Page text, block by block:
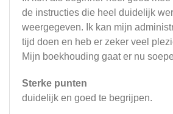
de instructies die heel duidelijk
weergegeven. Ik kan mijn
tijd doen en heb er zeker veel
Mijn boekhouding gaat er nu
Sterke punten
duidelijk en goed te begrijpen.